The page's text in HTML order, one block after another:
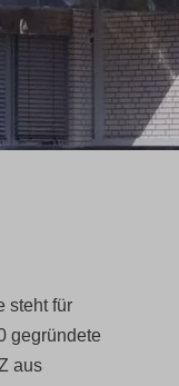
steht für
gegründete
aus